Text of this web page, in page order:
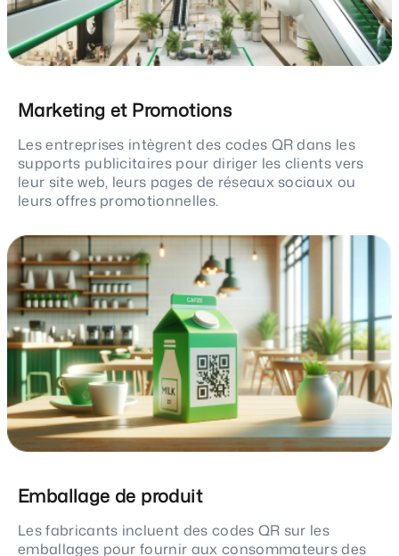
Marketing et Promotions
Les entreprises intègrent des codes QR dans les
supports publicitaires pour diriger les clients vers
leur site web, leurs pages de réseaux sociaux ou
leurs offres promotionnelles.
Emballage de produit
Les fabricants incluent des codes QR sur les
emballages pour fournir aux consommateurs des